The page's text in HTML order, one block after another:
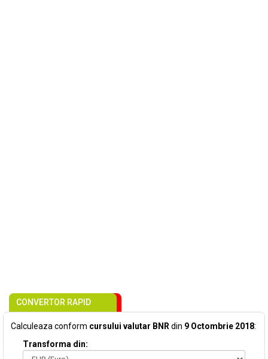
CONVERTOR RAPID
Calculeaza conform cursului valutar BNR din 9 Octombrie 2018:
Transforma din: